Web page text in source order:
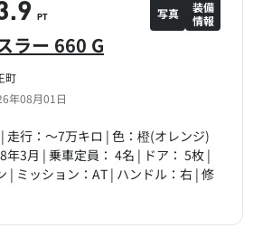
町
年08月01日
ラー 660 G
走行：～7万キロ | 色：橙(オレンジ)
年3月 | 乗車定員： 4名 | ドア： 5枚 |
| ミッション：AT | ハンドル：右 | 修
PT 写真
装備
情報